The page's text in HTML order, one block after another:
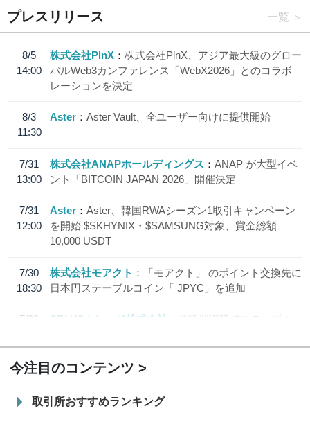
プレスリリース 一覧
8/5
14:00
株式会社PlnX
株式会社PlnX、アジア最大級のグロー
バルWeb3カンファレンス「WebX2026」とのコラボ
レーションを決定
8/3
11:30
Aster Aster Vault、全ユーザー向けに提供開始
7/31
13:00
株式会社ANAPホールディングス
ANAP が大型イベ
ント「BITCOIN JAPAN 2026」開催決定
7/31
12:00
Aster
Aster、韓国RWAシーズン1取引キャンペーン
を開始 $SKHYNIX・$SAMSUNG対象、賞金総額
10,000 USDT
7/30
18:30
株式会社モアクト
「モアクト」 のポイント交換先に
日本円ステーブルコイン「 JPYC」を追加
7/29
SBI VCトレード株式会社
信託型円建てステーブル
今注目のコンテンツ
取引所おすすめランキング